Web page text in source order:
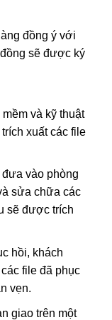
đồng ý với
sẽ được ký
và kỹ thuật
xuất các file
vào phòng
sửa chữa các
sẽ được trích
hồi, khách
file đã phục
vẹn.
giao trên một